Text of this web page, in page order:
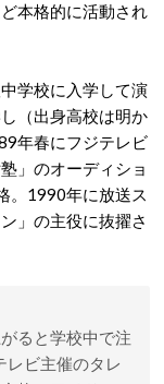
本格的に活動され
学校に入学して演
（出身高校は明か
年春にフジテレビ
」のオーディショ
。1990年に放送ス
」の主役に抜擢さ
ると学校中で注
レビ主催のタレ